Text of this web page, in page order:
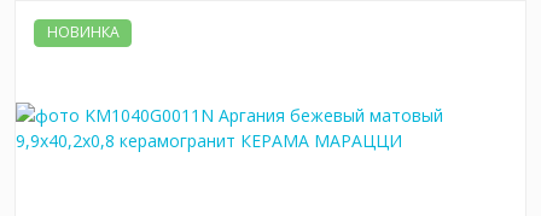
НОВИНКА